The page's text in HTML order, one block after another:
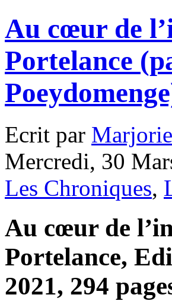
Au cœur de
Portelance
Ecrit par
Mercredi, 30
Les Chroniques,
Au cœur de
Portelance,
2021, 294